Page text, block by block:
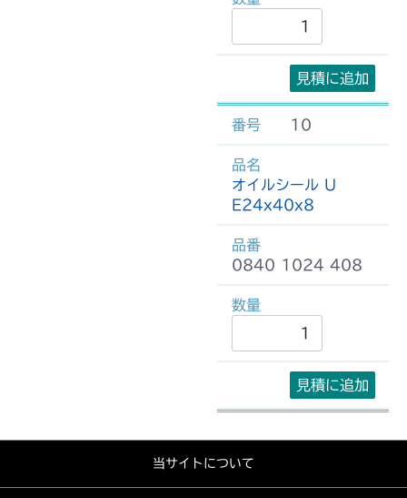
見積に追加
10
オイルシール U
E24x40x8
0840 1024 408
見積に追加
当サイトについて